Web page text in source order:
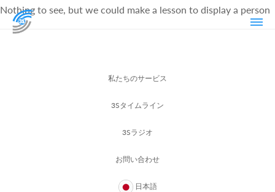
Nothing to see, but we could make a lesson to display a person
私たちのサービス
3Sタイムライン
3Sラジオ
お問い合わせ
日本語